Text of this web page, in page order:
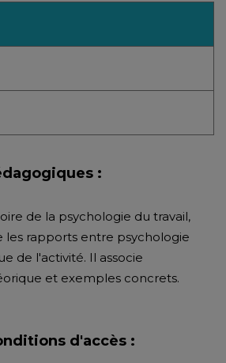
:
de la psychologie du travail,
les rapports entre psychologie
de l'activité. Il associe
et exemples concrets.
d'accès :